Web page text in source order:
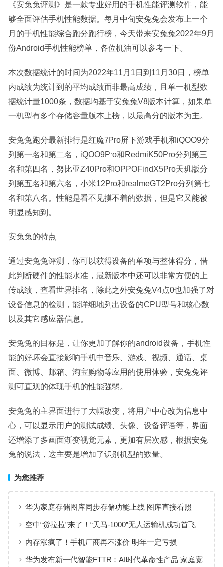
《安兔兔评测》是一款专业好用的手机性能评测软件，能
够全面评估手机性能数据。每月中旬安兔兔会发布上一个
月的手机性能综合跑分跑行榜，今天带来安兔兔2022年9月
份Android手机性能榜单，各位机油可以参考一下。
本次数据统计的时间为2022年11月1日到11月30日，榜单
内成绩为统计到的平均成绩而非最高成绩，且单一机型数
据统计量1000条，数据均基于安兔兔V8版本计算，如果单
一机型有多个存储容量版本上榜，以最高分的版本为主。
安兔兔跑分最新排行是红魔7Pro屏下游戏手机和iQOO9分
列第一名和第二名，iQOO9Pro和RedmiK50Pro分列第三
名和第四名，努比亚Z40Pro和OPPOFindX5Pro天玑版分
列第五名和第六名，小米12Pro和realmeGT2Pro分列第七
名和第八名。性能是看不见摸不着的数据，但是它又能被
明显感知到。
安兔兔的特点
通过安兔兔评测，你可以获得设备的单项与整体得分，借
此判断硬件的性能水准，最新版本中还可以非常方便的上
传成绩，查看世界排名，除此之外安兔兔V4点0也加强了对
设备信息的检测，能详细地列出设备的CPU型号和核心数
以及其它感应器信息。
安兔兔的目标是，让你更加了解你的android设备，手机性
能的好坏会直接影响手机中音乐、游戏、视频、通话、桌
面、微博、邮箱、淘宝购物等应用的使用体验，安兔兔评
测可直观的体现手机的性能强弱。
安兔兔的主界面进行了大幅改变，将用户中心改为信息中
心，可以显示用户的测试成绩、头像、设备评语等，界面
还增添了多画面渐变视觉元素，更加有层次感，根据安兔
兔的说法，这主要是增加了识别机型的数量。
为您推荐
华为家庭存储图库同步存储功能上线 图库直接看照
片、视频
空中“货拉拉”来了！“天马-1000”无人运输机成功首飞
内存涨疯了！手机厂商再不涨价 明年一定亏损
华为发布新一代智能FTTR：AI时代革命性产品 家庭宽